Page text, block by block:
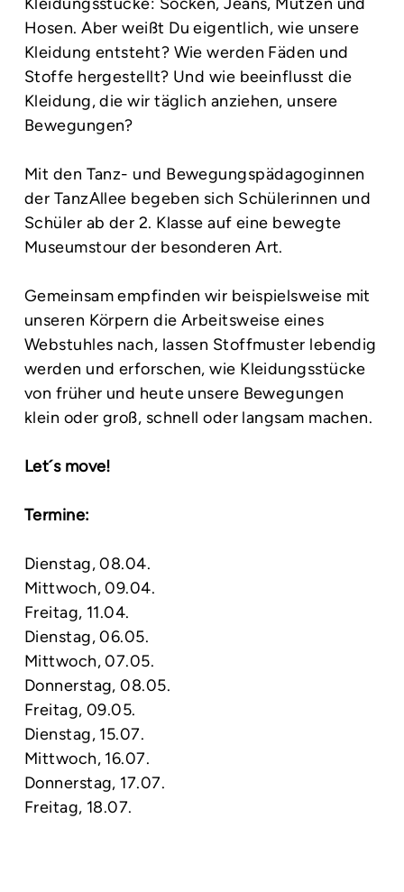
Hosen. Aber weißt Du eigentlich, wie unsere
Kleidung entsteht? Wie werden Fäden und
Stoffe hergestellt? Und wie beeinflusst die
Kleidung, die wir täglich anziehen, unsere
Bewegungen?
Mit den Tanz- und Bewegungspädagoginnen
der TanzAllee begeben sich Schülerinnen und
Schüler ab der 2. Klasse auf eine bewegte
Museumstour der besonderen Art.
Gemeinsam empfinden wir beispielsweise mit
unseren Körpern die Arbeitsweise eines
Webstuhles nach, lassen Stoffmuster lebendig
werden und erforschen, wie Kleidungsstücke
von früher und heute unsere Bewegungen
klein oder groß, schnell oder langsam machen.
Let´s move!
Termine:
Dienstag, 08.04.
Mittwoch, 09.04.
Freitag, 11.04.
Dienstag, 06.05.
Mittwoch, 07.05.
Donnerstag, 08.05.
Freitag, 09.05.
Dienstag, 15.07.
Mittwoch, 16.07.
Donnerstag, 17.07.
Freitag, 18.07.